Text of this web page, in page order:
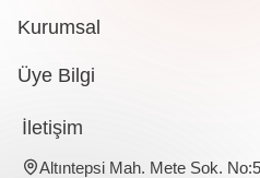
Kurumsal
Üye Bilgi
İletişim
Altıntepsi Mah. Mete Sok.